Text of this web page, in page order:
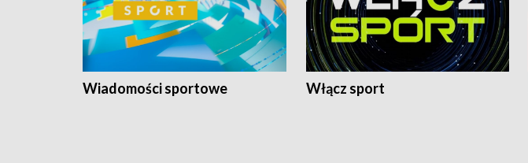
Wiadomości sportowe Włącz sport